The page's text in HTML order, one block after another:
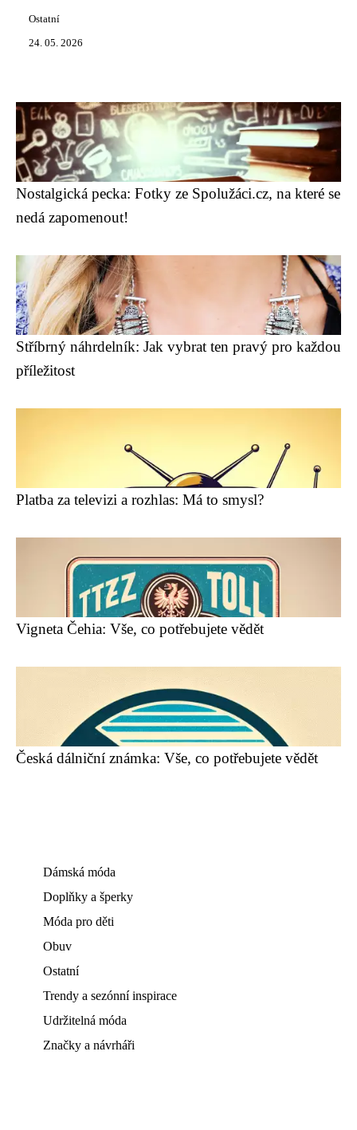
Ostatní
24. 05. 2026
Nostalgická pecka: Fotky ze Spolužáci.cz, na které se
nedá zapomenout!
Stříbrný náhrdelník: Jak vybrat ten pravý pro každou
příležitost
Platba za televizi a rozhlas: Má to smysl?
Vigneta Čehia: Vše, co potřebujete vědět
Česká dálniční známka: Vše, co potřebujete vědět
Dámská móda
Doplňky a šperky
Móda pro děti
Obuv
Ostatní
Trendy a sezónní inspirace
Udržitelná móda
Značky a návrháři